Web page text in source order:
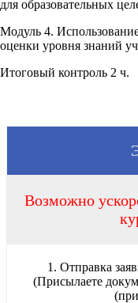
для образовательных
Модуль 4.
оценки уровня знаний
Итоговый контроль 2 ч.
Возможно
1. Отправка
(Присылаете